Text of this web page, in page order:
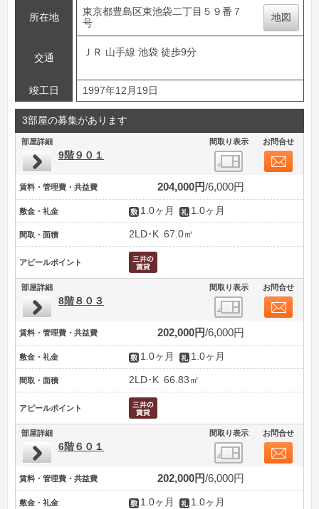
所在地
東京都豊島区東池袋二丁目５９番７
号
地図
交通
ＪＲ 山手線 池袋 徒歩9分
竣工日 1997年12月19日
3部屋の募集があります
部屋詳細 間取り表示 お問合せ
9階９０１
賃料・管理費・共益費 204,000円 6,000円
敷金・礼金 1.0ヶ月 1.0ヶ月
間取・面積 2LD･K 67.0㎡
アピールポイント
部屋詳細 間取り表示 お問合せ
8階８０３
賃料・管理費・共益費 202,000円 6,000円
敷金・礼金 1.0ヶ月 1.0ヶ月
間取・面積 2LD･K 66.83㎡
アピールポイント
部屋詳細 間取り表示 お問合せ
6階６０１
賃料・管理費・共益費 202,000円 6,000円
敷金・礼金 1.0ヶ月 1.0ヶ月